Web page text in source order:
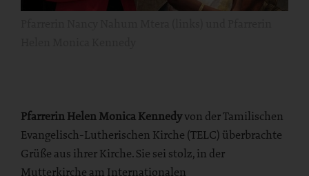
Pfarrerin Helen Monica Kennedyvon der Tamilischen
Evangelisch-Lutherischen Kirche (TELC) überbrachte
Grüße aus ihrer Kirche. Sie sei stolz, in der
Mutterkirche am Internationalen